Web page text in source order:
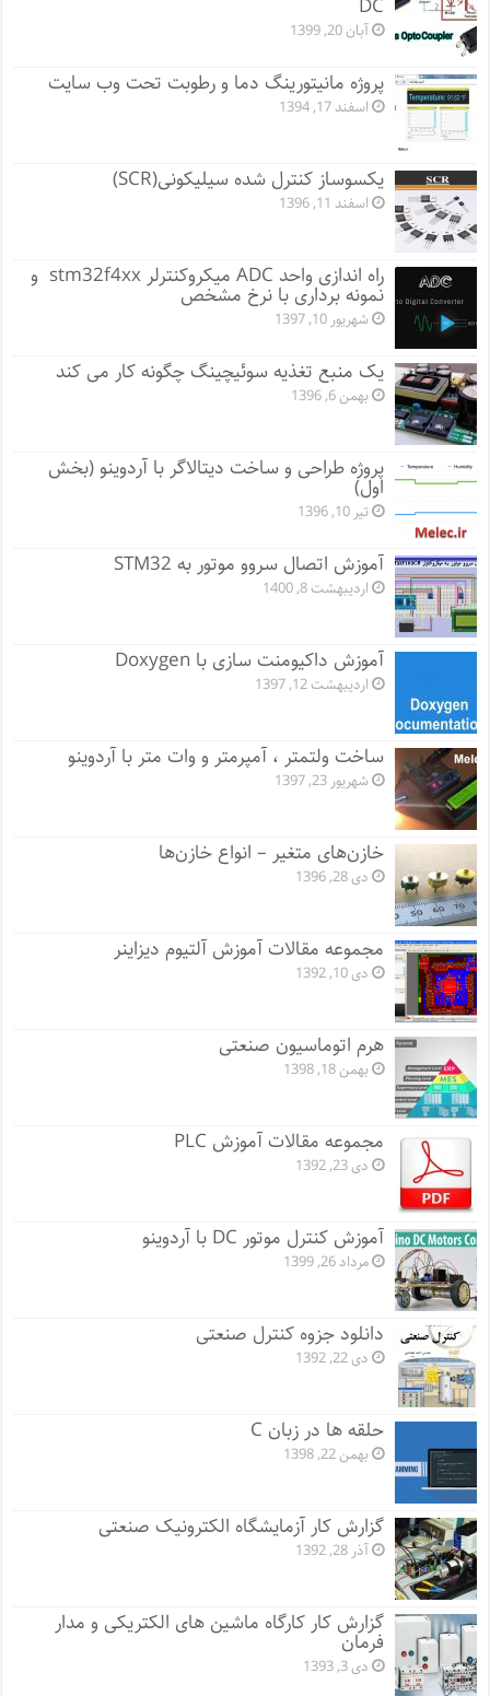
DC
آبان 20, 1399
پروژه مانيتورينگ دما و رطوبت تحت وب سایت
اسفند 17, 1394
یکسوساز کنترل شده سیلیکونی(SCR)
اسفند 11, 1396
راه اندازی واحد ADC میکروکنترلر stm32f4xx و
نمونه برداری با نرخ مشخص
شهریور 10, 1397
یک منبع تغذیه سوئیچینگ چگونه کار می کند
بهمن 6, 1396
پروژه طراحی و ساخت دیتالاگر با آردوینو (بخش
اول)
تیر 10, 1396
آموزش اتصال سروو موتور به STM32
اردیبهشت 8, 1400
آموزش داکیومنت سازی با Doxygen
اردیبهشت 12, 1397
ساخت ولتمتر ، آمپرمتر و وات متر با آردوینو
شهریور 23, 1397
خازن‌های متغیر – انواع خازن‌ها
دی 28, 1396
مجموعه مقالات آموزش آلتیوم دیزاینر
دی 10, 1392
هرم اتوماسیون صنعتی
بهمن 18, 1398
مجموعه مقالات آموزش PLC
دی 23, 1392
آموزش کنترل موتور DC با آردوینو
مرداد 26, 1399
دانلود جزوه کنترل صنعتی
دی 22, 1392
حلقه ها در زبان C
بهمن 22, 1398
گزارش کار آزمایشگاه الکترونیک صنعتی
آذر 28, 1392
گزارش کار کارگاه ماشین های الکتریکی و مدار
فرمان
دی 3, 1393